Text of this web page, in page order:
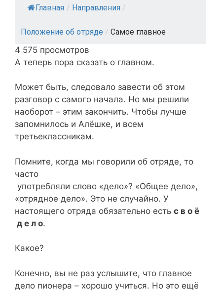
Главная / Направления /
Положение об отряде / Самое главное
4 575 просмотров
А теперь пора сказать о главном.
Может быть, следовало завести об этом
разговор с самого начала. Но мы решили
наоборот – этим закончить. Чтобы лучше
запомнилось и Алёшке, и всем
третьеклассникам.
Помните, когда мы говорили об отряде, то
часто
употребляли слово «дело»? «Общее дело»,
«отрядное дело». Это не случайно. У
настоящего отряда обязательно есть с в о ё
д е л о.
Какое?
Конечно, вы не раз услышите, что главное
дело пионера – хорошо учиться. Но это ещё